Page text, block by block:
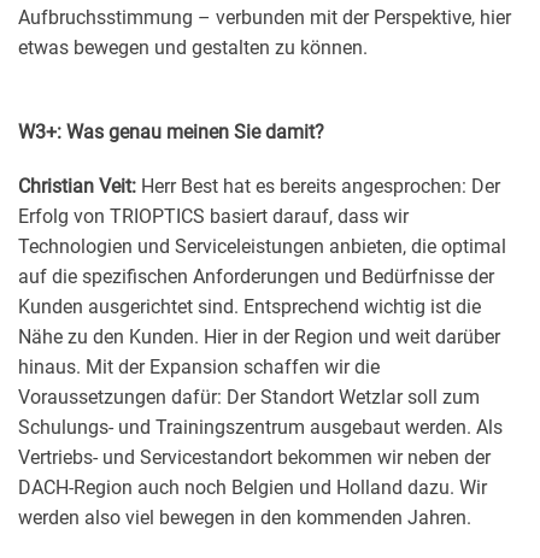
Aufbruchsstimmung – verbunden mit der Perspektive, hier
etwas bewegen und gestalten zu können.
W3+: Was genau meinen Sie damit?
Christian Veit: Herr Best hat es bereits angesprochen: Der
Erfolg von TRIOPTICS basiert darauf, dass wir
Technologien und Serviceleistungen anbieten, die optimal
auf die spezifischen Anforderungen und Bedürfnisse der
Kunden ausgerichtet sind. Entsprechend wichtig ist die
Nähe zu den Kunden. Hier in der Region und weit darüber
hinaus. Mit der Expansion schaffen wir die
Voraussetzungen dafür: Der Standort Wetzlar soll zum
Schulungs- und Trainingszentrum ausgebaut werden. Als
Vertriebs- und Servicestandort bekommen wir neben der
DACH-Region auch noch Belgien und Holland dazu. Wir
werden also viel bewegen in den kommenden Jahren.